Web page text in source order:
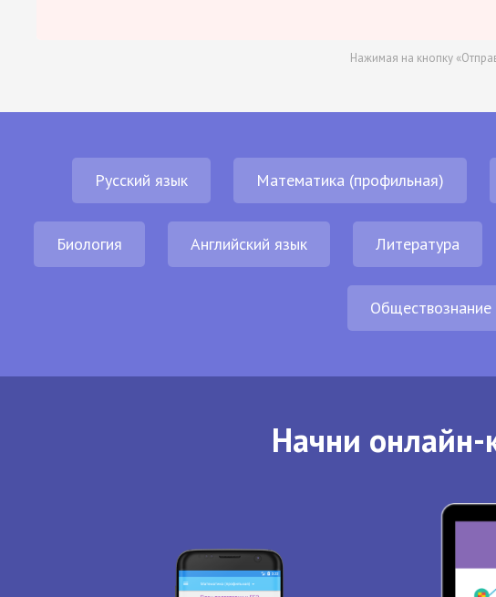
Нажимая на кнопку
Русский язык Математика (профильная)
Биология Английский язык Литература
Начни онлайн-